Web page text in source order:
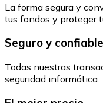
La forma segura y
tus fondos y proteger
Seguro y confiable
Todas nuestras
seguridad informática.